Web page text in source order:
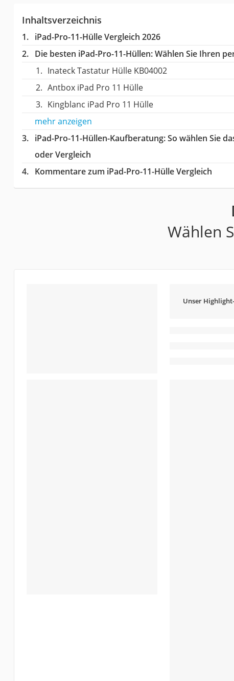
Inhaltsverzeichnis
iPad-Pro-11-Hülle Vergleich 2026
Die besten iPad-Pro-11-Hüllen:Wählen Sie Ihren
Inateck Tastatur Hülle ‎KB04002
Antbox iPad Pro 11 Hülle
Kingblanc iPad Pro 11 Hülle
mehr anzeigen
iPad-Pro-11-Hüllen-Kaufberatung: So wählen Sie
oder Vergleich
Kommentare zum iPad-Pro-11-Hülle Vergleich
Wählen
Unser